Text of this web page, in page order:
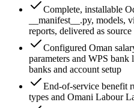
Complete, installable
__manifest__.py, models,
reports, delivered as
Configured Oman
parameters and WPS
banks and account setup
End-of-service benefit
types and Omani Labour